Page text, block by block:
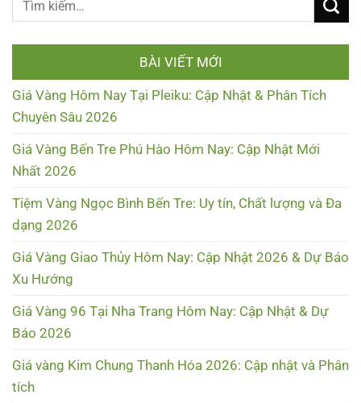
BÀI VIẾT MỚI
Giá Vàng Hôm Nay Tại Pleiku: Cập Nhật & Phân Tích
Chuyên Sâu 2026
Giá Vàng Bến Tre Phú Hào Hôm Nay: Cập Nhật Mới
Nhất 2026
Tiệm Vàng Ngọc Bình Bến Tre: Uy tín, Chất lượng và Đa
dạng 2026
Giá Vàng Giao Thủy Hôm Nay: Cập Nhật 2026 & Dự Báo
Xu Hướng
Giá Vàng 96 Tại Nha Trang Hôm Nay: Cập Nhật & Dự
Báo 2026
Giá vàng Kim Chung Thanh Hóa 2026: Cập nhật và Phân
tích